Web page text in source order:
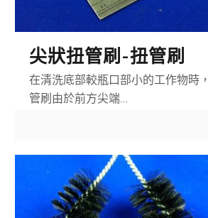
尖狀扭管刷-扭管刷
在清洗底部較瓶口部小的工作物時
管刷由於前方尖端…